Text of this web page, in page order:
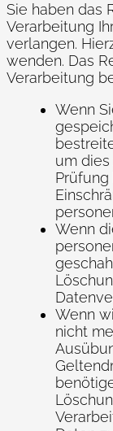
Sie haben das
Verarbeitung
verlangen.
wenden. Das
Verarbeitung
Wenn
um
Prüfung
Wenn
Wenn
nicht